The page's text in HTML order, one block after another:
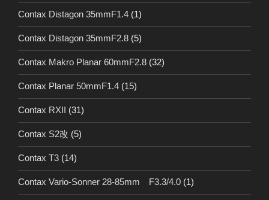
Contax Distagon 35mmF1.4 (1)
Contax Distagon 35mmF2.8 (5)
Contax Makro Planar 60mmF2.8 (32)
Contax Planar 50mmF1.4 (15)
Contax RXII (31)
Contax S2改 (5)
Contax T3 (14)
Contax Vario-Sonner 28-85mm F3.3/4.0 (1)